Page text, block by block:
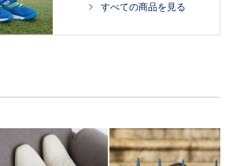
すべての商品を見る